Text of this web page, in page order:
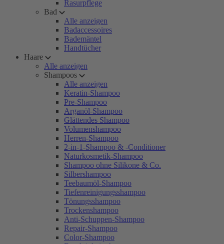
Rasurpflege
Bad
Alle anzeigen
Badaccessoires
Bademäntel
Handtücher
Haare
Alle anzeigen
Shampoos
Alle anzeigen
Keratin-Shampoo
Pre-Shampoo
Arganöl-Shampoo
Glättendes Shampoo
Volumenshampoo
Herren-Shampoo
2-in-1-Shampoo & -Conditioner
Naturkosmetik-Shampoo
Shampoo ohne Silikone & Co.
Silbershampoo
Teebaumöl-Shampoo
Tiefenreinigungsshampoo
Tönungsshampoo
Trockenshampoo
Anti-Schuppen-Shampoo
Repair-Shampoo
Color-Shampoo